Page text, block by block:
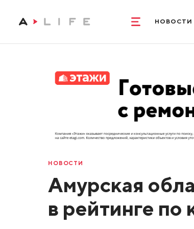
НОВОСТИ
НОВОСТИ
Амурская
в рейтинге по